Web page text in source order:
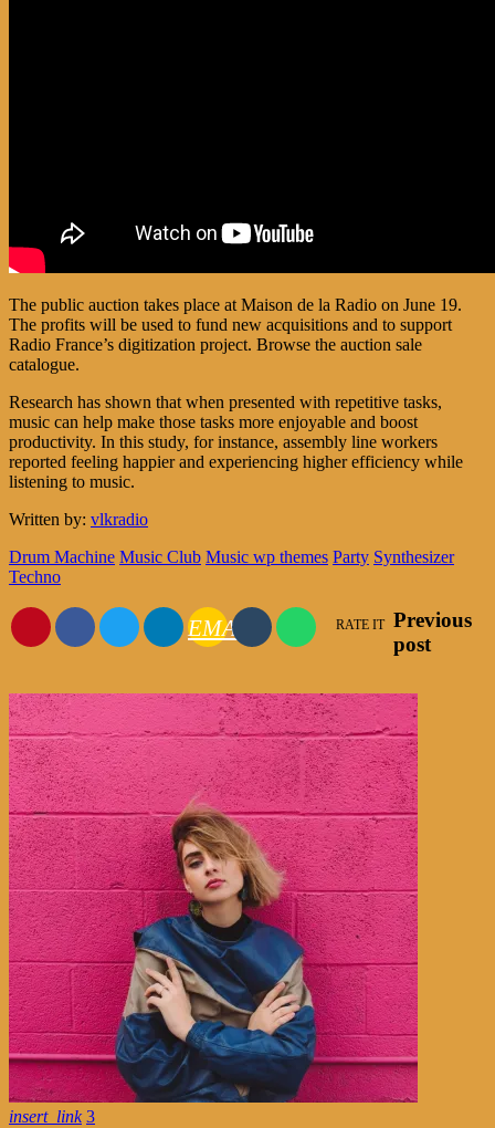
The public auction takes place at Maison de la Radio on June 19.
The profits will be used to fund new acquisitions and to support
Radio France’s digitization project. Browse the auction sale
catalogue.
Research has shown that when presented with repetitive tasks,
music can help make those tasks more enjoyable and boost
productivity. In this study, for instance, assembly line workers
reported feeling happier and experiencing higher efficiency while
listening to music.
Written by: vlkradio
Drum Machine Music Club Music wp themes Party Synthesizer
Techno
EMAIL RATE IT Previous
post
insert_link 3